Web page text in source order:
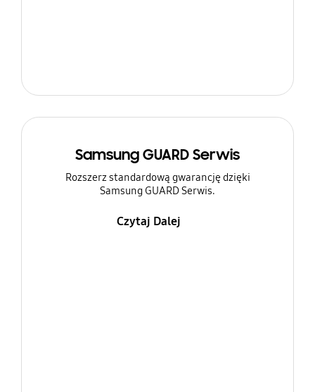
Samsung GUARD Serwis
Rozszerz standardową gwarancję dzięki
Samsung GUARD Serwis.
Czytaj Dalej